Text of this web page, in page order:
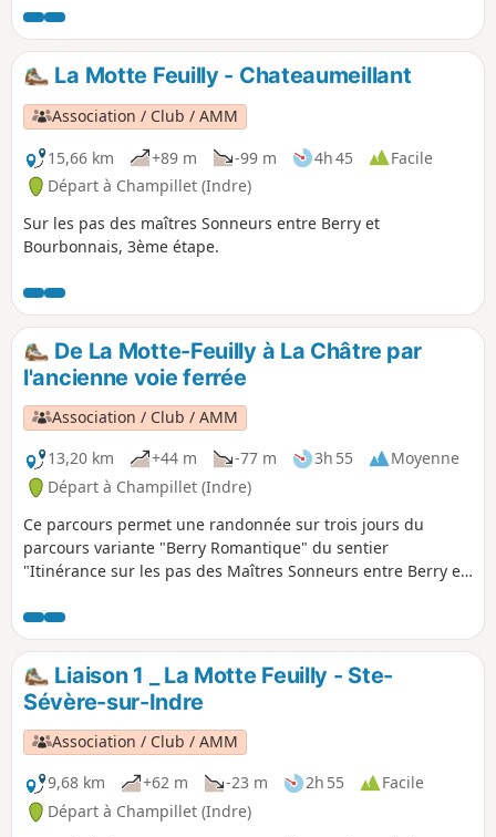
La Motte Feuilly - Chateaumeillant
Association / Club / AMM
15,66 km
+89 m -99 m 4h 45
Facile
Départ à Champillet (Indre)
Sur les pas des maîtres Sonneurs entre Berry et
Bourbonnais, 3ème étape.
De La Motte-Feuilly à La Châtre par
l'ancienne voie ferrée
Association / Club / AMM
13,20 km
+44 m -77 m 3h 55
Moyenne
Départ à Champillet (Indre)
Ce parcours permet une randonnée sur trois jours du
parcours variante "Berry Romantique" du sentier
"Itinérance sur les pas des Maîtres Sonneurs entre Berry et
Motte Feuilly - La Châtre
Liaison 1 _ La Motte Feuilly - Ste-
Sévère-sur-Indre
Association / Club / AMM
9,68 km
+62 m -23 m 2h 55
Facile
Départ à Champillet (Indre)